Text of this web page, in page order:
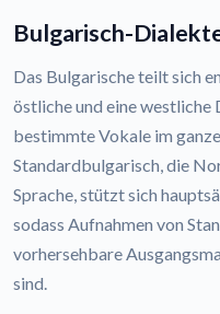
Bulgarisch-
Das Bulgarische teilt sich
östliche und eine
bestimmte Vokale im
Standardbulgarisch, die
Sprache, stützt sich
sodass Aufnahmen von
vorhersehbare
sind.